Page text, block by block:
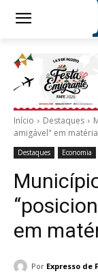
Início Destaques
amigável" em
Destaques Economia
em
Por Expresso de